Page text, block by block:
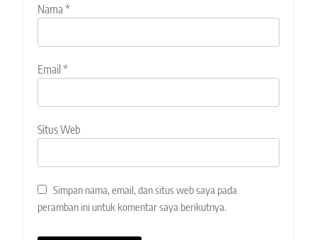
Nama*
Email*
Situs Web
Simpan nama, email, dan situs web saya pada
peramban ini untuk komentar saya berikutnya.